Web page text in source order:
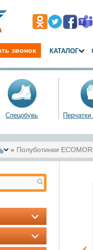
звонок КАТАЛОГ
Спецобувь
» Полуботинки